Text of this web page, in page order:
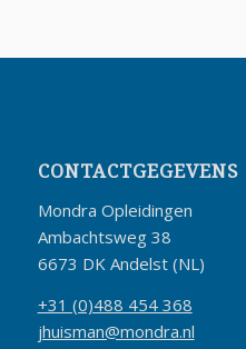
CONTACTGEGEVENS
Mondra Opleidingen
Ambachtsweg 38
6673 DK Andelst (NL)
+31 (0)488 454 368
jhuisman@mondra.nl